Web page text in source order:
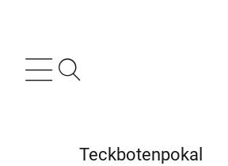
Teckbotenpokal